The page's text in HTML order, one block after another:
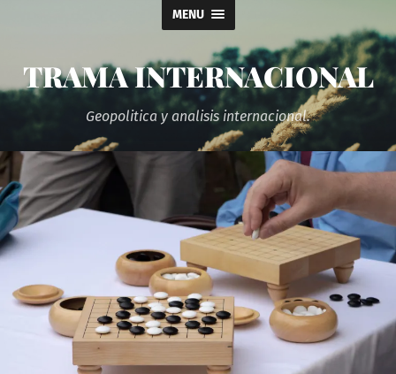
MENU
TRAMA INTERNACIONAL
Geopolitica y analisis internacional.